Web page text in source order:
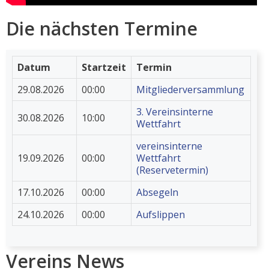
Die nächsten Termine
Datum Startzeit
Termin
29.08.2026
00:00 Mitgliederversammlung
30.08.2026 10:00
3. Vereinsinterne
Wettfahrt
19.09.2026 00:00
vereinsinterne
Wettfahrt
(Reservetermin)
17.10.2026
00:00
Absegeln
24.10.2026
00:00 Aufslippen
Vereins News